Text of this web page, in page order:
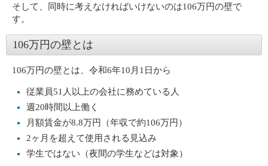
そして、同時に考えなければいけないのは106万円の壁で
す。
106万円の壁とは
106万円の壁とは、令和6年10月1日から
従業員51人以上の会社に務めている人
週20時間以上働く
月額賃金が8.8万円（年収で約106万円）
2ヶ月を超えて使用される見込み
学生ではない（夜間の学生などは対象）